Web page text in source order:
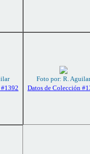
Foto por: R. Aguilar
Datos de Colección